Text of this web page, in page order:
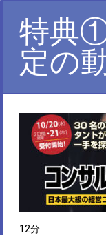
特典
定の
12分